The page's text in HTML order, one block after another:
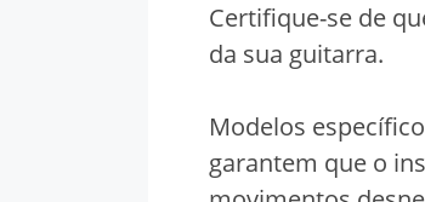
Certifique-se de
da sua guitarra.
Modelos
garantem que o